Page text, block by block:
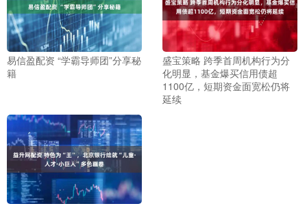
易信盈配资 “学霸导师团”分享秘
籍
盛宝策略 跨季首周机构行为分
化明显，基金爆买信用债超
1100亿，短期资金面宽松仍将
延续